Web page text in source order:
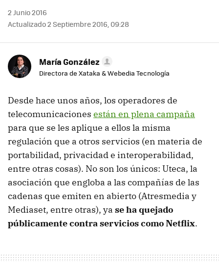
2 Junio 2016
Actualizado 2 Septiembre 2016, 09:28
María González
Directora de Xataka & Webedia Tecnología
Desde hace unos años, los operadores de
telecomunicaciones están en plena campaña
para que se les aplique a ellos la misma
regulación que a otros servicios (en materia de
portabilidad, privacidad e interoperabilidad,
entre otras cosas). No son los únicos: Uteca, la
asociación que engloba a las compañías de las
cadenas que emiten en abierto (Atresmedia y
Mediaset, entre otras), ya se ha quejado
públicamente contra servicios como Netflix.